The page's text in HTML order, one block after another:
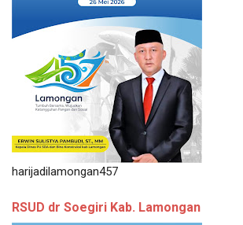
harijadilamongan457
RSUD dr Soegiri Kab. Lamongan